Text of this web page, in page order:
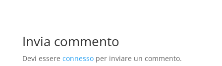
Invia commento
Devi essere connessoper inviare un commento.